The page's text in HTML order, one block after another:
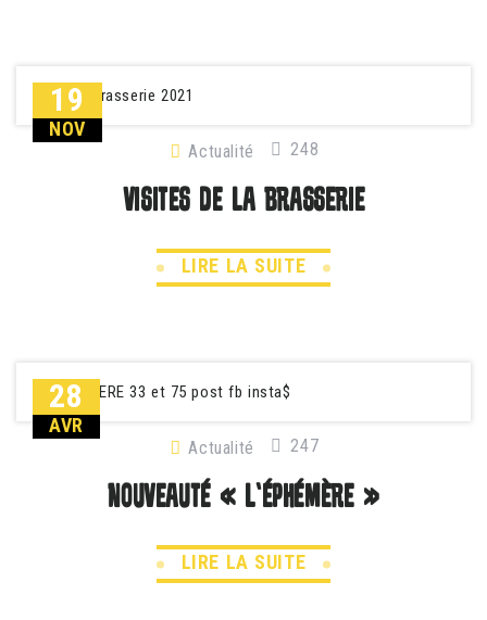
19
NOV
Actualité 248
VISITES DE LA BRASSERIE
LIRE LA SUITE
28
AVR
Actualité 247
NOUVEAUTÉ « L’ÉPHÉMÈRE »
LIRE LA SUITE